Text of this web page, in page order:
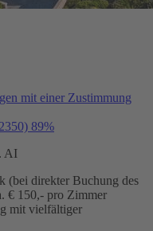
mit einer Zustimmung
89%
AI
(bei direkter Buchung des
€ 150,- pro Zimmer
mit vielfältiger